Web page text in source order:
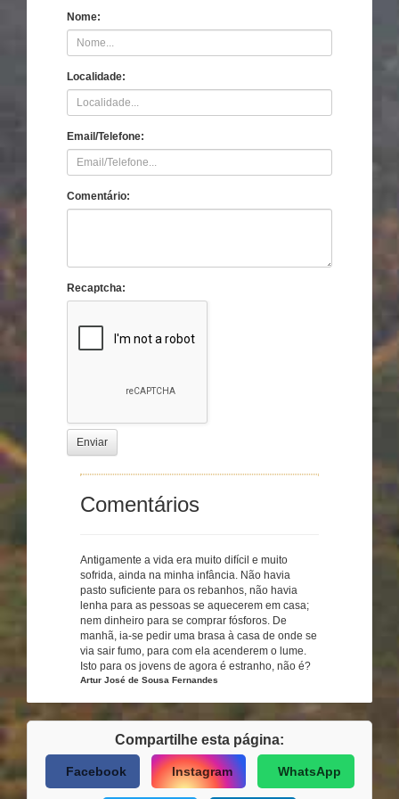
Nome:
Localidade:
Email/Telefone:
Comentário:
Recaptcha:
Enviar
Comentários
Antigamente a vida era muito difícil e muito
sofrida, ainda na minha infância. Não havia
pasto suficiente para os rebanhos, não havia
lenha para as pessoas se aquecerem em casa;
nem dinheiro para se comprar fósforos. De
manhã, ia-se pedir uma brasa à casa de onde se
via sair fumo, para com ela acenderem o lume.
Isto para os jovens de agora é estranho, não é?
Artur José de Sousa Fernandes
Compartilhe esta página:
Facebook Instagram WhatsApp